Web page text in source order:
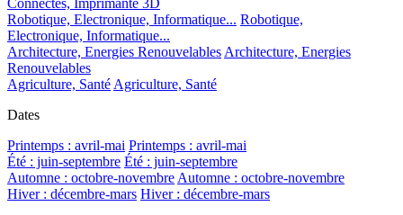
Connectés, Imprimante 3D
Robotique, Electronique, Informatique... Robotique,
Electronique, Informatique...
Architecture, Energies Renouvelables Architecture, Energies
Renouvelables
Agriculture, Santé Agriculture, Santé
Dates
Printemps : avril-mai Printemps : avril-mai
Été : juin-septembre Été : juin-septembre
Automne : octobre-novembre Automne : octobre-novembre
Hiver : décembre-mars Hiver : décembre-mars